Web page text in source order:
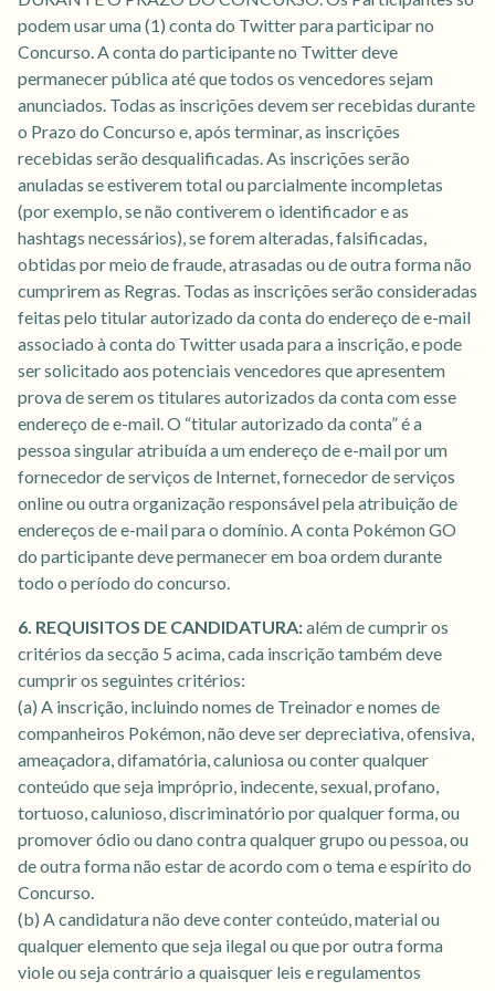
podem usar uma (1) conta do Twitter para participar no
Concurso. A conta do participante no Twitter deve
permanecer pública até que todos os vencedores sejam
anunciados. Todas as inscrições devem ser recebidas durante
o Prazo do Concurso e, após terminar, as inscrições
recebidas serão desqualificadas. As inscrições serão
anuladas se estiverem total ou parcialmente incompletas
(por exemplo, se não contiverem o identificador e as
hashtags necessários), se forem alteradas, falsificadas,
obtidas por meio de fraude, atrasadas ou de outra forma não
cumprirem as Regras. Todas as inscrições serão consideradas
feitas pelo titular autorizado da conta do endereço de e-mail
associado à conta do Twitter usada para a inscrição, e pode
ser solicitado aos potenciais vencedores que apresentem
prova de serem os titulares autorizados da conta com esse
endereço de e-mail. O “titular autorizado da conta” é a
pessoa singular atribuída a um endereço de e-mail por um
fornecedor de serviços de Internet, fornecedor de serviços
online ou outra organização responsável pela atribuição de
endereços de e-mail para o domínio. A conta Pokémon GO
do participante deve permanecer em boa ordem durante
todo o período do concurso.
6. REQUISITOS DE CANDIDATURA:além de cumprir os
critérios da secção 5 acima, cada inscrição também deve
cumprir os seguintes critérios:
(a) A inscrição, incluindo nomes de Treinador e nomes de
companheiros Pokémon, não deve ser depreciativa, ofensiva,
ameaçadora, difamatória, caluniosa ou conter qualquer
conteúdo que seja impróprio, indecente, sexual, profano,
tortuoso, calunioso, discriminatório por qualquer forma, ou
promover ódio ou dano contra qualquer grupo ou pessoa, ou
de outra forma não estar de acordo com o tema e espírito do
Concurso.
(b) A candidatura não deve conter conteúdo, material ou
qualquer elemento que seja ilegal ou que por outra forma
viole ou seja contrário a quaisquer leis e regulamentos